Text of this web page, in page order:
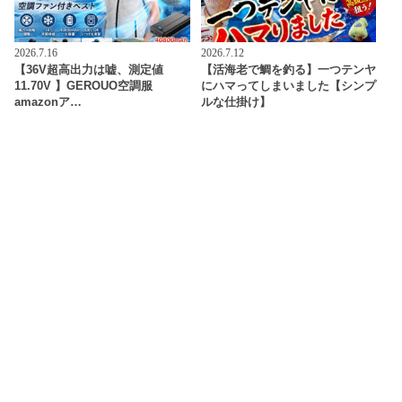
2026.7.16
【36V超高出力は嘘、測定値
11.70V 】GEROUO空調服
amazonア…
2026.7.12
【活海老で鯛を釣る】一つテンヤ
にハマってしまいました【シンプ
ルな仕掛け】